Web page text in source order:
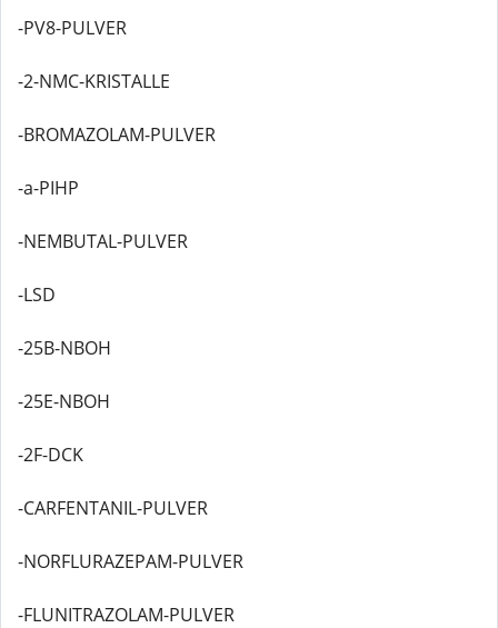
-PV8-PULVER
-2-NMC-KRISTALLE
-BROMAZOLAM-PULVER
-a-PIHP
-NEMBUTAL-PULVER
-LSD
-25B-NBOH
-25E-NBOH
-2F-DCK
-CARFENTANIL-PULVER
-NORFLURAZEPAM-PULVER
-FLUNITRAZOLAM-PULVER